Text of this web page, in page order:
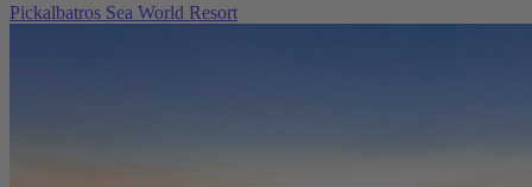
Pickalbatros Sea World Resort